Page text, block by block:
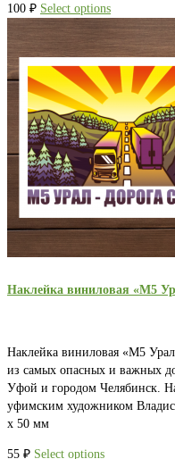
100 ₽ Select options
Наклейка виниловая «М5
Наклейка виниловая «М5
из самых опасных и важных
Уфой и городом Челябинск.
уфимским художником
х 50 мм
55 ₽ Select options